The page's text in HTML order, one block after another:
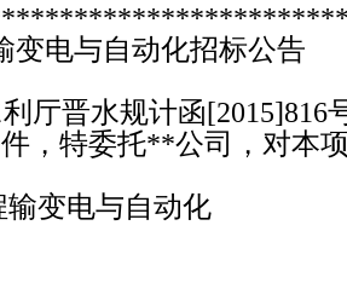
与自动化招标公告
厅晋水规计函[2015]816
，特委托**公司，对本
变电与自动化